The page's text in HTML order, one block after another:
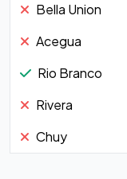
Bella Union
Acegua
Rio Branco
Rivera
Chuy